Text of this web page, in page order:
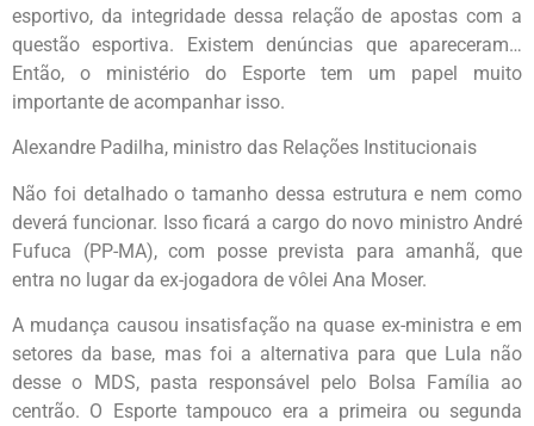
esportivo, da integridade dessa relação de apostas com a
questão esportiva. Existem denúncias que apareceram…
Então, o ministério do Esporte tem um papel muito
importante de acompanhar isso.
Alexandre Padilha, ministro das Relações Institucionais
Não foi detalhado o tamanho dessa estrutura e nem como
deverá funcionar. Isso ficará a cargo do novo ministro André
Fufuca (PP-MA), com posse prevista para amanhã, que
entra no lugar da ex-jogadora de vôlei Ana Moser.
A mudança causou insatisfação na quase ex-ministra e em
setores da base, mas foi a alternativa para que Lula não
desse o MDS, pasta responsável pelo Bolsa Família ao
centrão. O Esporte tampouco era a primeira ou segunda